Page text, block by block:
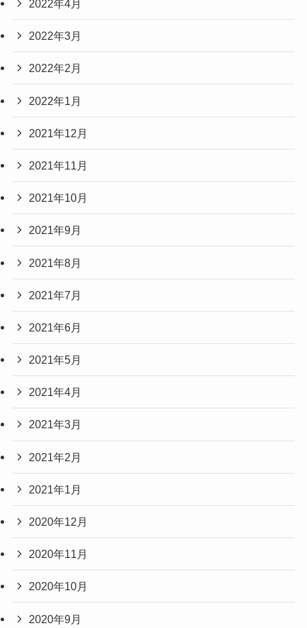
2022年4月
2022年3月
2022年2月
2022年1月
2021年12月
2021年11月
2021年10月
2021年9月
2021年8月
2021年7月
2021年6月
2021年5月
2021年4月
2021年3月
2021年2月
2021年1月
2020年12月
2020年11月
2020年10月
2020年9月